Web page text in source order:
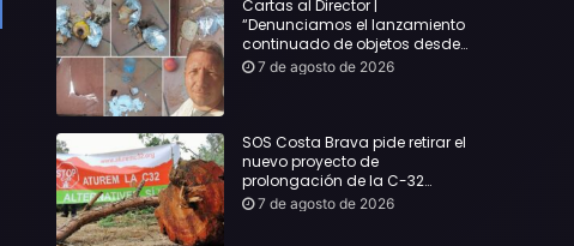
Cartas al Director |
“Denunciamos el lanzamiento
continuado de objetos desde
alojamientos turísticos a
7 de agosto de 2026
SOS Costa Brava pide retirar el
nuevo proyecto de
prolongación de la C-32
hasta Lloret y reclama la
7 de agosto de 2026